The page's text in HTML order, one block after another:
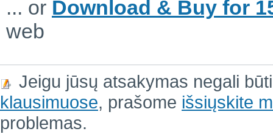
... or Download & Buy for
web
Jeigu jūsų atsakymas negali
klausimuose, prašome išsiųskite
problemas.